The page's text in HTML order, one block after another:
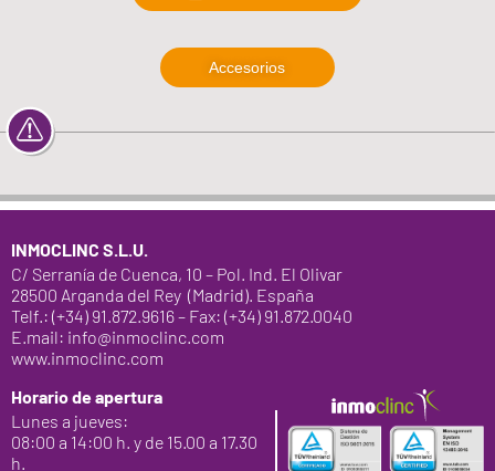
Accesorios
INMOCLINC S.L.U.
C/ Serranía de Cuenca, 10 – Pol. Ind. El Olivar
28500 Arganda del Rey (Madrid). España
Telf.: (+34) 91.872.9616 – Fax: (+34) 91.872.0040
E.mail: info@inmoclinc.com
www.inmoclinc.com
Horario de apertura
Lunes a jueves:
08:00 a 14:00 h. y de 15.00 a 17.30
h.